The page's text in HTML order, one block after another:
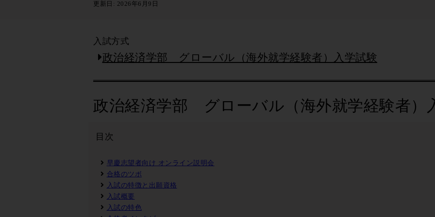
更新日: 2026年6月9日
入試方式
政治経済学部 グローバル（海外就学経験者）入学試験
政治経済学部 グローバル（海外就学経験者）
目次
早慶志望者向け オンライン説明会
合格のツボ
入試の特徴と出願資格
入試概要
入試の特色